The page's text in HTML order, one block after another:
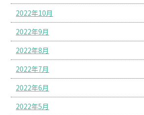
2022年10月
2022年9月
2022年8月
2022年7月
2022年6月
2022年5月